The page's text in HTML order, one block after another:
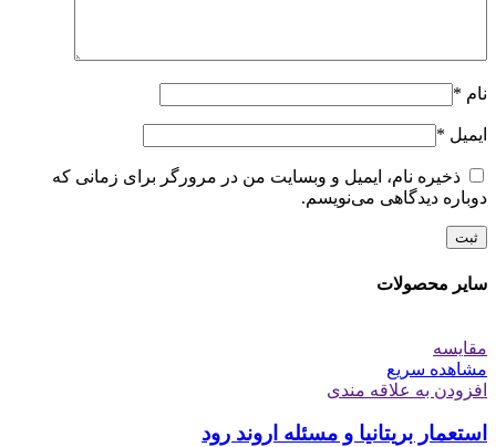
نام *
ایمیل *
ذخیره نام، ایمیل و وبسایت من در مرورگر برای زمانی که
دوباره دیدگاهی می‌نویسم.
سایر محصولات
مقایسه
مشاهده سریع
افزودن به علاقه مندی
استعمار بریتانیا و مسئله اروند رود